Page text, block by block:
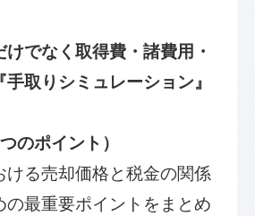
けでなく取得費・諸費用・
取りシミュレーション』
のポイント）
ける売却価格と税金の関係
の最重要ポイントをまとめ